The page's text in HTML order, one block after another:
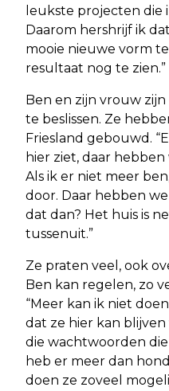
leukste projecten die
Daarom hershrijf ik
mooie nieuwe vorm
resultaat nog te zien.”
Ben en zijn vrouw
te beslissen. Ze
Friesland gebouwd.
hier ziet, daar
Als ik er niet meer
door. Daar hebben
dat dan? Het huis is
tussenuit.”
Ze praten veel, ook
Ben kan regelen, zo
“Meer kan ik niet
dat ze hier kan blijven
die wachtwoorden
heb er meer dan
doen ze zoveel